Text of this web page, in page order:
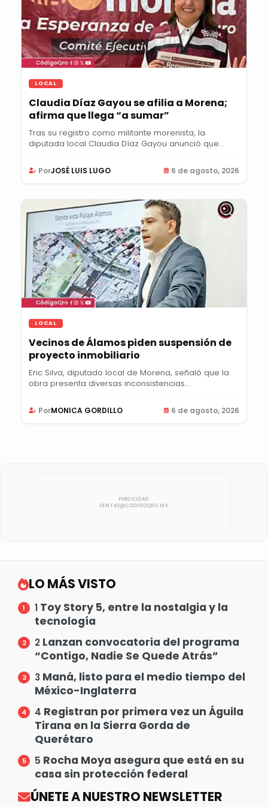
LOCAL
Claudia Díaz Gayou se afilia a Morena;
afirma que llega “a sumar”
Tras su registro como militante morenista, la
diputada local Claudia Díaz Gayou anunció que...
PorJOSÉ LUIS LUGO 6 de agosto, 2026
LOCAL
Vecinos de Álamos piden suspensión de
proyecto inmobiliario
Eric Silva, diputado local de Morena, señaló que la
obra presenta diversas inconsistencias...
PorMONICA GORDILLO 6 de agosto, 2026
LO MÁS VISTO
1 Toy Story 5, entre la nostalgia y la
tecnología
2 Lanzan convocatoria del programa
“Contigo, Nadie Se Quede Atrás”
3 Maná, listo para el medio tiempo del
México-Inglaterra
4 Registran por primera vez un Águila
Tirana en la Sierra Gorda de
Querétaro
5 Rocha Moya asegura que está en su
casa sin protección federal
ÚNETE A NUESTRO NEWSLETTER